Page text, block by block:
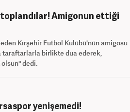
Amigonun ettiği
Kırşehir Futbol Kulübü'nün amigosu
taraftarlarla birlikte dua ederek,
dedi.
yenişemedi!